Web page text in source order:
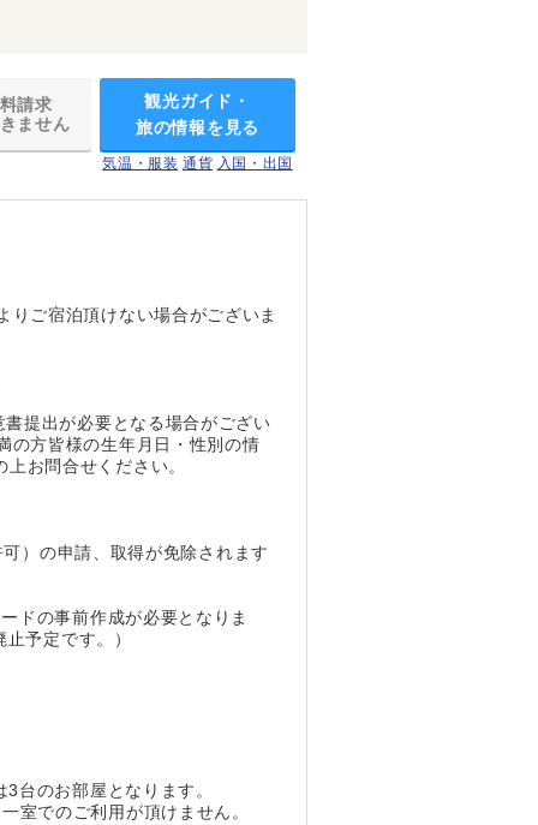
請求
ません
観光ガイド・
旅の情報を見る
気温・服装 通貨 入国・出国
ご宿泊頂けない場合がございま
提出が必要となる場合がござい
の方皆様の生年月日・性別の情
お問合せください。
）の申請、取得が免除されます
ドの事前作成が必要となりま
予定です。）
台のお部屋となります。
室でのご利用が頂けません。